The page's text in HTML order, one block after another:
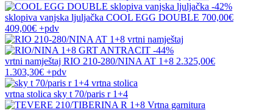
-42%
sklopiva vanjska ljuljačka COOL EGG DOUBLE 700,00€
409,00€ +pdv
-44%
vrtni namještaj RIO 210-280/NINA AT 1+8 2.325,00€
1.303,30€ +pdv
vrtna stolica sky t 70/paris r 1+4